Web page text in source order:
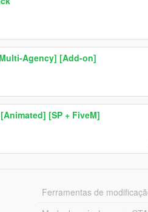
Agency] [Add-on]
[SP + FiveM]
Ferramentas de